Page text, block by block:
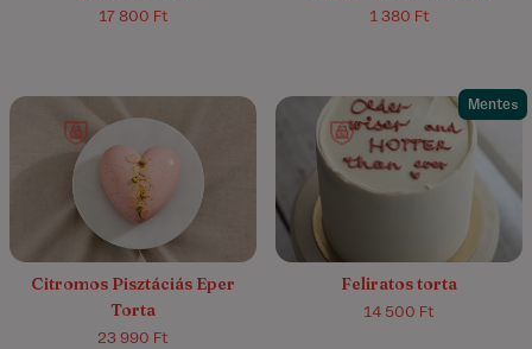
17 800 Ft 1 380 Ft
Citromos Pisztáciás Eper
Torta
23 990 Ft
Mentes
Feliratos torta
14 500 Ft